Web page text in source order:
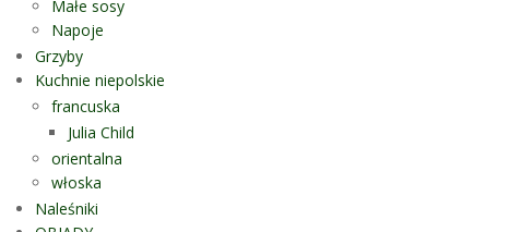
Małe sosy
Napoje
Grzyby
Kuchnie niepolskie
francuska
Julia Child
orientalna
włoska
Naleśniki